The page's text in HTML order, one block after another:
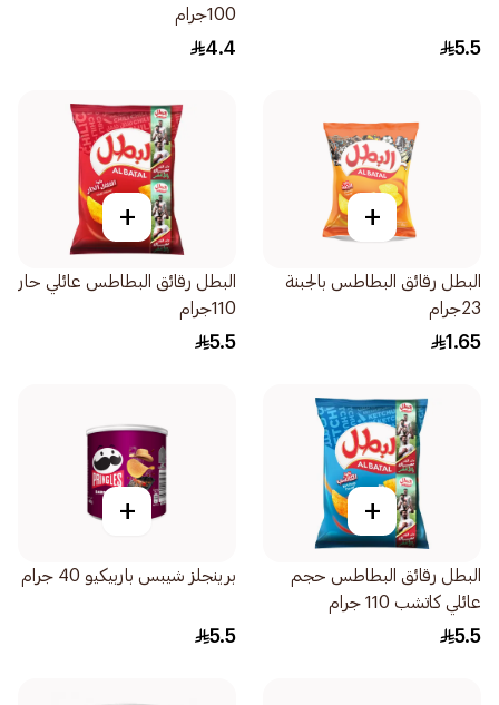
5.5
100جرام
4.4
+
البطل رقائق البطاطس بالجبنة
23جرام
1.65
+
البطل رقائق البطاطس عائلي حار
110جرام
5.5
+
البطل رقائق البطاطس حجم
عائلي كاتشب 110 جرام
5.5
+
برينجلز شيبس باربيكيو 40 جرام
5.5